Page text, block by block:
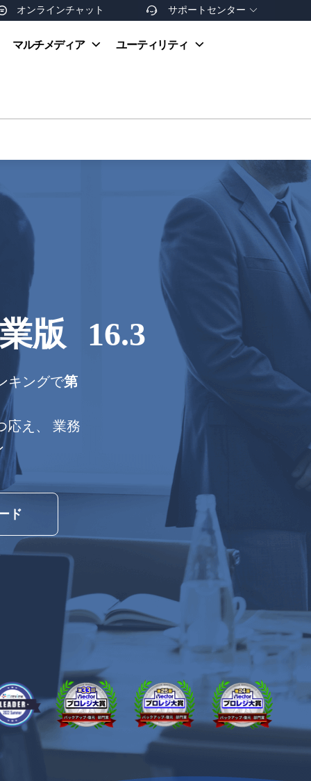
オンラインチャット  サポートセンター 
お支払い方法
マルチメディア ユーティリティ
版 16.3
キングで第
応え、 業務
ド